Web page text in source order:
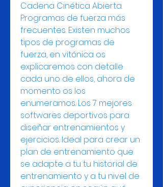
Cadena Cinética Abierta.
Programas de fuerza más
frecuentes. Existen muchos
tipos de programas de
fuerza, en vitónica os
explicaremos con detalle
cada uno de ellos, ahora de
momento os los
enumeramos. Los 7 mejores
softwares deportivos para
diseñar entrenamientos y
ejercicios. Ideal para crear un
plan de entrenamiento que
se adapte a tu tu historial de
entrenamiento y a tu nivel de